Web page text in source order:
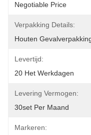
Negotiable Price
Verpakking Details:
Houten
Levertijd:
20 Het Werkdagen
Levering Vermogen:
30set Per Maand
Markeren: